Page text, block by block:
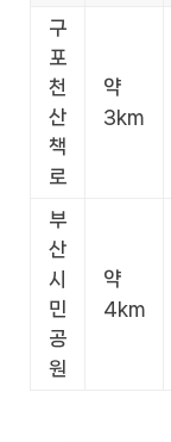
구
포
천
산
책
로
약
3km
부
산
시
민
공
원
약
4km